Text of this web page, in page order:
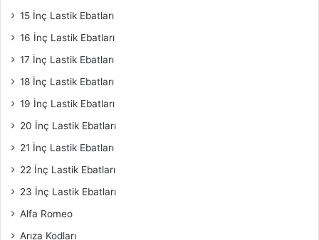
15 İnç Lastik Ebatları
16 İnç Lastik Ebatları
17 İnç Lastik Ebatları
18 İnç Lastik Ebatları
19 İnç Lastik Ebatları
20 İnç Lastik Ebatları
21 İnç Lastik Ebatları
22 İnç Lastik Ebatları
23 İnç Lastik Ebatları
Alfa Romeo
Arıza Kodları